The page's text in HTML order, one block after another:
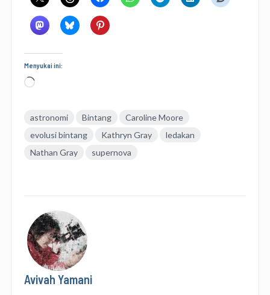
Menyukai ini:
Memuat...
astronomi Bintang
Caroline Moore
evolusi bintang
Kathryn Gray
ledakan
Nathan Gray
supernova
Avivah Yamani